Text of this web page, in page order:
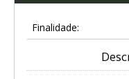
Finalidade: